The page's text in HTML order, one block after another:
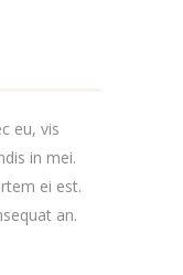
eu, vis
in mei.
ei est.
an.